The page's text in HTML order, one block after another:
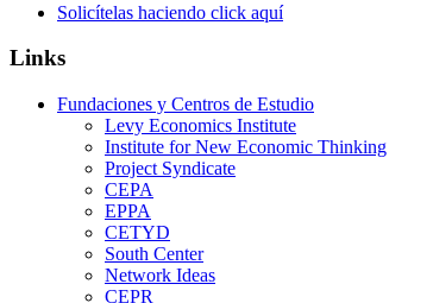
Solicítelas haciendo click aquí
Links
Fundaciones y Centros de Estudio
Levy Economics Institute
Institute for New Economic Thinking
Project Syndicate
CEPA
EPPA
CETYD
South Center
Network Ideas
CEPR